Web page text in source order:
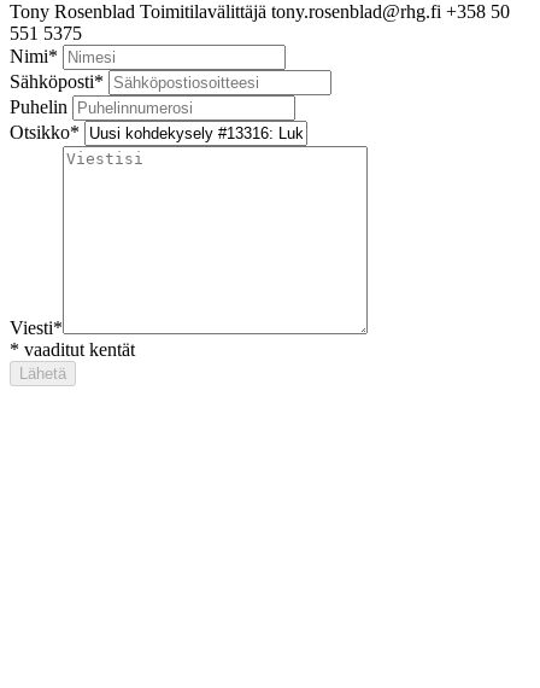
Tony Rosenblad Toimitilavälittäjä tony.rosenblad@rhg.fi +358 50
551 5375
Nimi*
Sähköposti*
Puhelin
Otsikko*
Viesti*
* vaaditut kentät